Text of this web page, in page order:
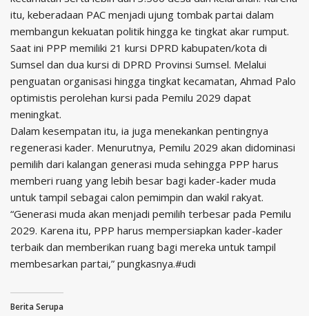
itu, keberadaan PAC menjadi ujung tombak partai dalam
membangun kekuatan politik hingga ke tingkat akar rumput.
Saat ini PPP memiliki 21 kursi DPRD kabupaten/kota di
Sumsel dan dua kursi di DPRD Provinsi Sumsel. Melalui
penguatan organisasi hingga tingkat kecamatan, Ahmad Palo
optimistis perolehan kursi pada Pemilu 2029 dapat
meningkat.
Dalam kesempatan itu, ia juga menekankan pentingnya
regenerasi kader. Menurutnya, Pemilu 2029 akan didominasi
pemilih dari kalangan generasi muda sehingga PPP harus
memberi ruang yang lebih besar bagi kader-kader muda
untuk tampil sebagai calon pemimpin dan wakil rakyat.
“Generasi muda akan menjadi pemilih terbesar pada Pemilu
2029. Karena itu, PPP harus mempersiapkan kader-kader
terbaik dan memberikan ruang bagi mereka untuk tampil
membesarkan partai,” pungkasnya.#udi
Berita Serupa